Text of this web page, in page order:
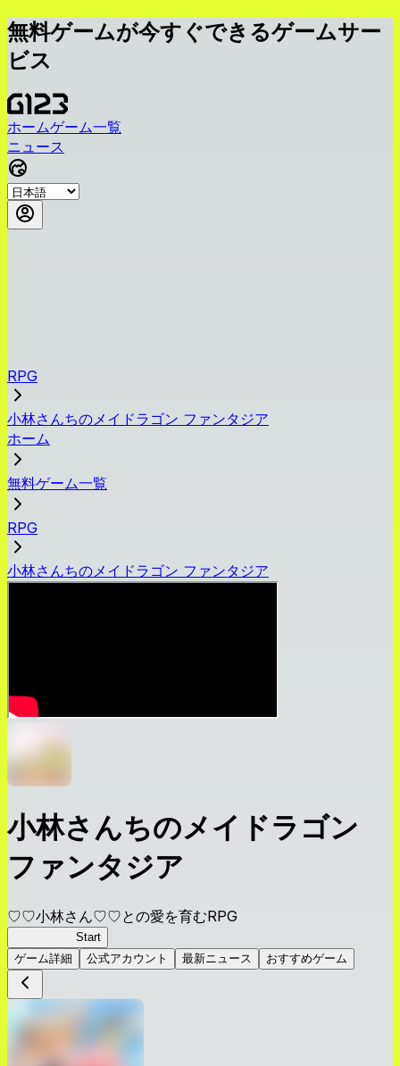
無料ゲームが今すぐできるゲームサー
ビス
ホームゲーム一覧
ニュース
RPG
小林さんちのメイドラゴン ファンタジア
ホーム
無料ゲーム一覧
RPG
小林さんちのメイドラゴン ファンタジア
小林さんちのメイドラゴン
ファンタジア
♡♡小林さん♡♡との愛を育むRPG
Start
ゲーム詳細
公式アカウント 最新ニュース おすすめゲーム